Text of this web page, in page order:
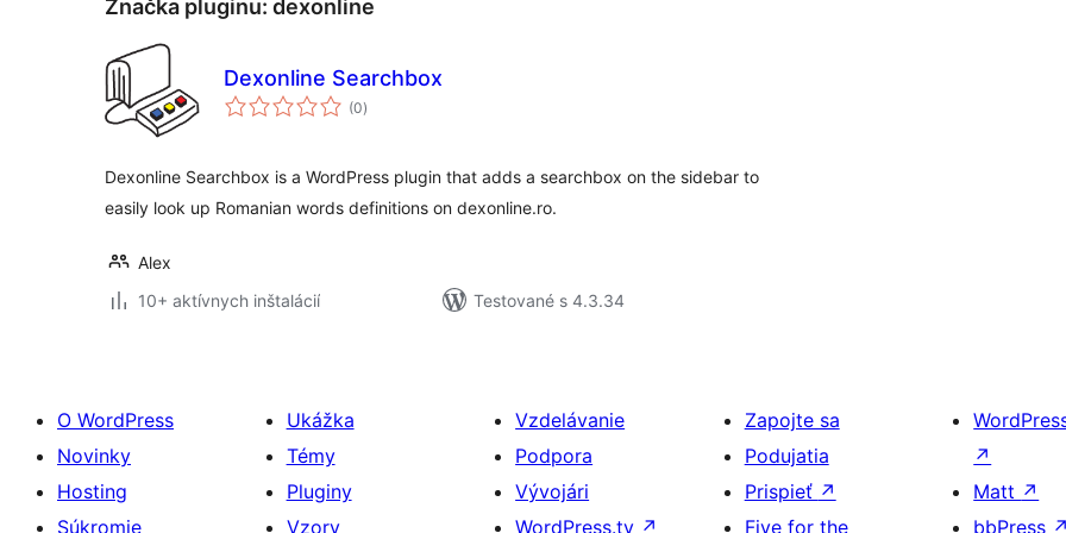
Značka pluginu: dexonline
Dexonline Searchbox
(0celkové
hodnotenie
)
Dexonline Searchbox is a WordPress plugin that adds a searchbox on the sidebar to
easily look up Romanian words definitions on dexonline.ro.
Alex
10+ aktívnych inštalácií
Testované s 4.3.34
O WordPress
Novinky
Hosting
Súkromie
Ukážka
Témy
Pluginy
Vzory
Vzdelávanie
Podpora
Vývojári
WordPress.tv ↗
Zapojte sa
Podujatia
Prispieť ↗
Five for the
↗
Matt ↗
bbPress ↗